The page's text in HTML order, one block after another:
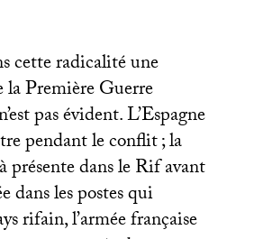
cette radicalité une
la Première Guerre
pas évident. L’Espagne
pendant le conflit; la
présente dans le Rif avant
dans les postes qui
rifain, l’armée française